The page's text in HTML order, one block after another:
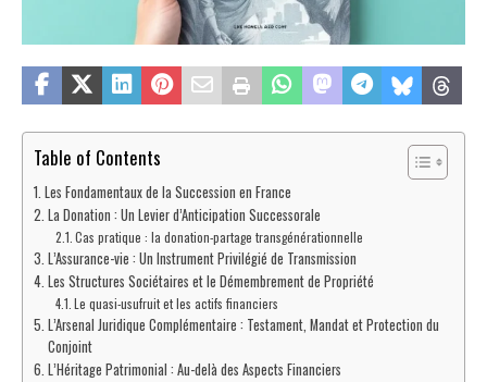
Table of Contents
Les Fondamentaux de la Succession en France
La Donation : Un Levier d’Anticipation Successorale
Cas pratique : la donation-partage transgénérationnelle
L’Assurance-vie : Un Instrument Privilégié de Transmission
Les Structures Sociétaires et le Démembrement de Propriété
Le quasi-usufruit et les actifs financiers
L’Arsenal Juridique Complémentaire : Testament, Mandat et Protection du
Conjoint
L’Héritage Patrimonial : Au-delà des Aspects Financiers